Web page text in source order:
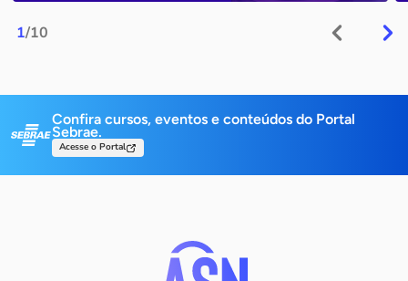
1/10
Confira cursos, eventos e conteúdos do Portal
Sebrae.
Acesse o Portal